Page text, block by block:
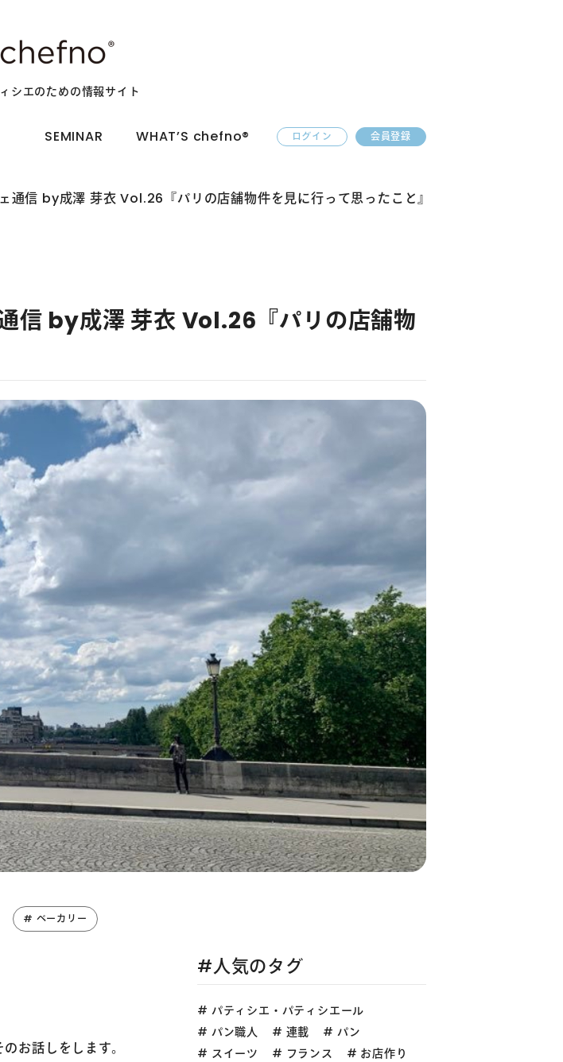
シエのための情報サイト
SEMINAR
WHAT’S chefno®︎
ログイン 会員登録
通信 by成澤 芽衣 Vol.26『パリの店舗物件を見に行って思ったこと』
信 by成澤 芽衣 Vol.26『パリの店舗物
# ベーカリー
お話しをします。
#人気のタグ
パティシエ・パティシエール
パン職人
連載
パン
スイーツ
フランス
お店作り